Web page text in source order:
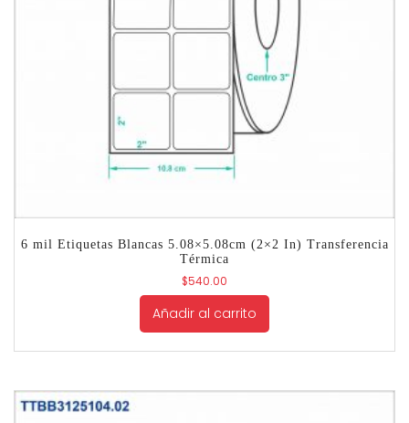
6 mil Etiquetas Blancas 5.08×5.08cm (2×2 In) Transferencia
Térmica
$540.00
Añadir al carrito